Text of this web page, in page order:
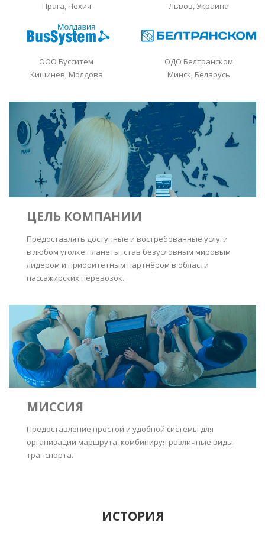
Прага, Чехия
Львов, Украина
ООО Бусситем
Кишинев, Молдова
ОДО Белтранском
Минск, Беларусь
ЦЕЛЬ КОМПАНИИ
Предоставлять доступные и востребованные услуги
в любом уголке планеты, став безусловным мировым
лидером и приоритетным партнёром в области
пассажирских перевозок.
МИССИЯ
Предоставление простой и удобной системы для
организации маршрута, комбинируя различные виды
транспорта.
ИСТОРИЯ